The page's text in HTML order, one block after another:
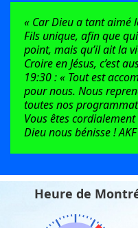
« Car Dieu a tant aimé
Fils unique, afin que
point, mais qu’il ait la
Croire en Jésus, c’est
19:30 : « Tout est
pour nous. Nous
toutes nos
Vous êtes
Dieu nous bénisse ! AKF
Heure de